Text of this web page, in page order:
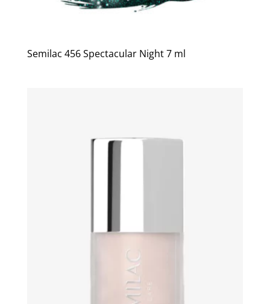
Semilac 456 Spectacular Night 7 ml